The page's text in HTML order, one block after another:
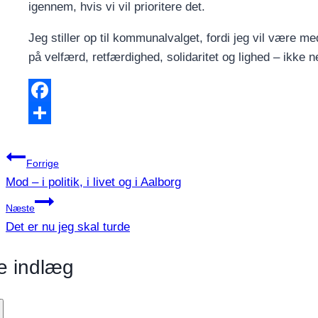
igennem, hvis vi vil prioritere det.
Jeg stiller op til kommunalvalget, fordi jeg vil være
på velfærd, retfærdighed, solidaritet og lighed – ikke
Facebook
Indlægsnavigation
Forrige
Mod – i politik, i livet og i Aalborg
Næste
Det er nu jeg skal turde
indlæg